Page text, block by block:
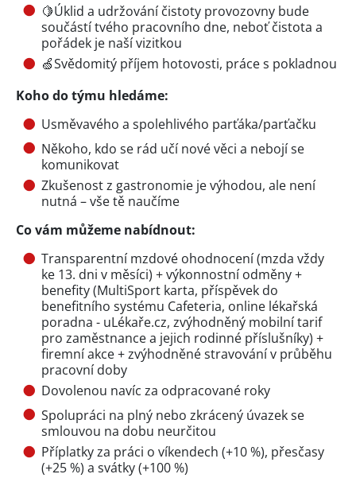
🍋Úklid a udržování čistoty provozovny bude
součástí tvého pracovního dne, neboť čistota a
pořádek je naší vizitkou
🍏Svědomitý příjem hotovosti, práce s pokladnou
Koho do týmu hledáme:
Usměvavého a spolehlivého parťáka/parťačku
Někoho, kdo se rád učí nové věci a nebojí se
komunikovat
Zkušenost z gastronomie je výhodou, ale není
nutná – vše tě naučíme
Co vám můžeme nabídnout:
Transparentní mzdové ohodnocení (mzda vždy
ke 13. dni v měsíci) + výkonnostní odměny +
benefity (MultiSport karta, příspěvek do
benefitního systému Cafeteria, online lékařská
poradna - uLékaře.cz, zvýhodněný mobilní tarif
pro zaměstnance a jejich rodinné příslušníky) +
firemní akce + zvýhodněné stravování v průběhu
pracovní doby
Dovolenou navíc za odpracované roky
Spolupráci na plný nebo zkrácený úvazek se
smlouvou na dobu neurčitou
Příplatky za práci o víkendech (+10 %), přesčasy
(+25 %) a svátky (+100 %)